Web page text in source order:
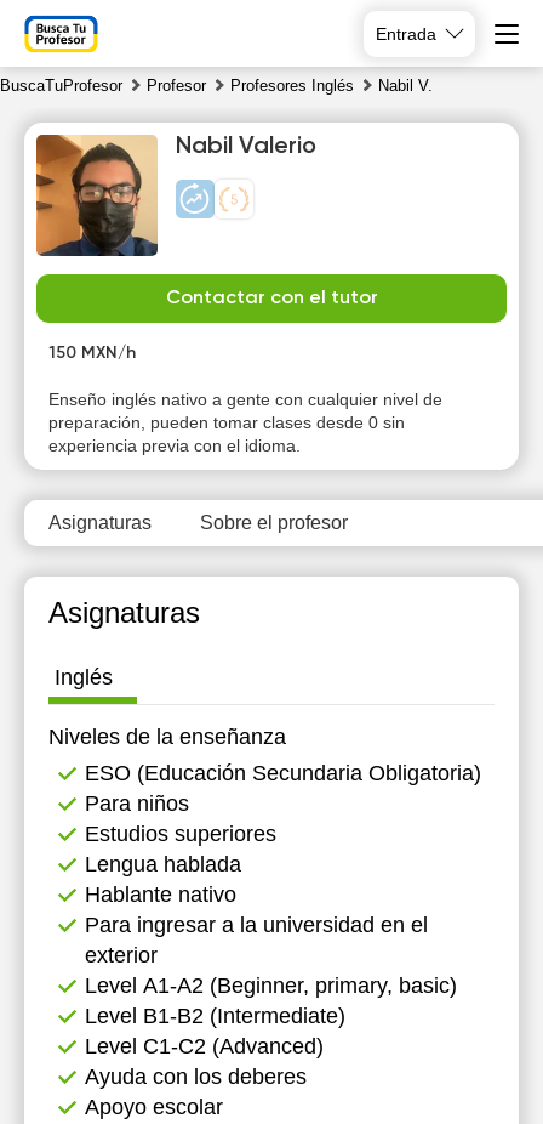
Entrada
BuscaTuProfesor Profesor Profesores Inglés Nabil V.
Nabil Valerio
Contactar con el tutor
150 MXN/h
Enseño inglés nativo a gente con cualquier nivel de
preparación, pueden tomar clases desde 0 sin
experiencia previa con el idioma.
Asignaturas Sobre el profesor
Asignaturas
Inglés
Niveles de la enseñanza
ESO (Educación Secundaria Obligatoria)
Para niños
Estudios superiores
Lengua hablada
Hablante nativo
Para ingresar a la universidad en el
exterior
Level А1-А2 (Beginner, primary, basic)
Level B1-B2 (Intermediate)
Level C1-C2 (Advanced)
Ayuda con los deberes
Apoyo escolar
6
Fr
7
Sa
8
9